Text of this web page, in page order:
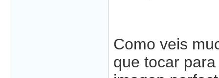
Como veis
que tocar